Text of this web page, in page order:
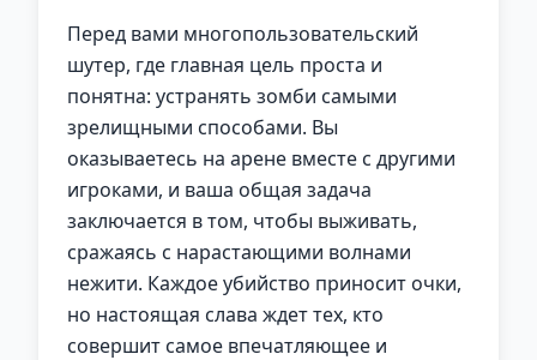
Перед вами многопользовательский
шутер, где главная цель проста и
понятна: устранять зомби самыми
зрелищными способами. Вы
оказываетесь на арене вместе с другими
игроками, и ваша общая задача
заключается в том, чтобы выживать,
сражаясь с нарастающими волнами
нежити. Каждое убийство приносит очки,
но настоящая слава ждет тех, кто
совершит самое впечатляющее и